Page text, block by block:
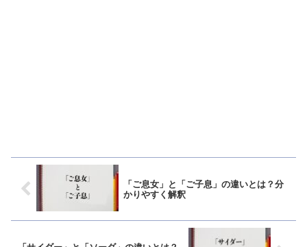
「ご息女」と「ご子息」の違いとは？分
かりやすく解釈